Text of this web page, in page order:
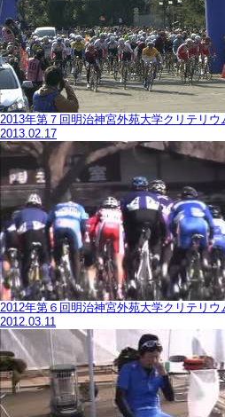
2013年第７回明治神宮外苑大学クリテリウ
2013.02.17
2012年第６回明治神宮外苑大学クリテリウ
2012.03.11